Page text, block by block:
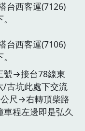
台西客運(7126)
台西客運(7106)
號→接台78線東
古坑此處下交流
尺→右轉頂柴路
程左邊即是弘久